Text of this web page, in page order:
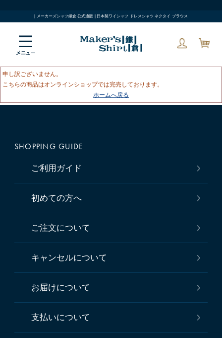
| メーカーズシャツ鎌倉 公式通販 | 日本製ワイシャツ ドレスシャツ ネクタイ ブラウス
申し訳ございません。
こちらの商品はオンラインショップでは完売しております。
ホームへ戻る
SHOPPING GUIDE
ご利用ガイド
初めての方へ
ご注文について
キャンセルについて
お届けについて
支払いについて